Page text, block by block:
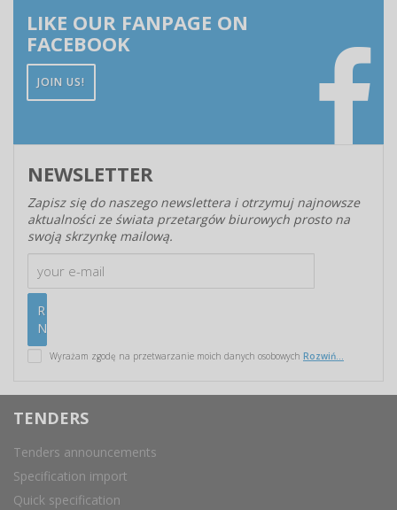
LIKE OUR FANPAGE ON
FACEBOOK
JOIN US!
NEWSLETTER
Zapisz się do naszego newslettera i otrzymuj najnowsze
aktualności ze świata przetargów biurowych prosto na
swoją skrzynkę mailową.
Wyrażam zgodę na przetwarzanie moich danych osobowych Rozwiń...
TENDERS
Tenders announcements
Specification import
Quick specification